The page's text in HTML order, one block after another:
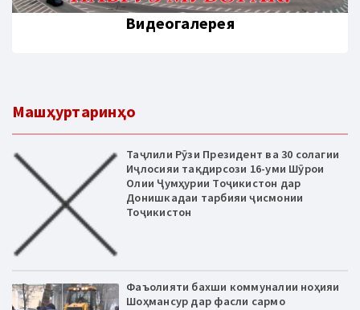
Видеогалерея
Машҳуртаринҳо
Таҷлили Рӯзи Президент ва 30 солагии
Иҷлосияи тақдирсози 16-уми Шӯрои
Олии Ҷумҳурии Тоҷикистон дар
Донишкадаи тарбияи ҷисмонии
Тоҷикистон
Фаъолияти бахши коммуналии ноҳияи
Шоҳмансур дар фасли сармо